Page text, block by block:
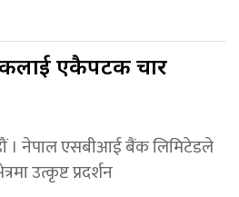
एकैपटक चार
। नेपाल एसबीआई बैंक लिमिटेडले
उत्कृष्ट प्रदर्शन